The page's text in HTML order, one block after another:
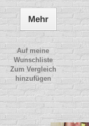
Mehr
Auf meine
Wunschliste
Zum Vergleich
hinzufügen